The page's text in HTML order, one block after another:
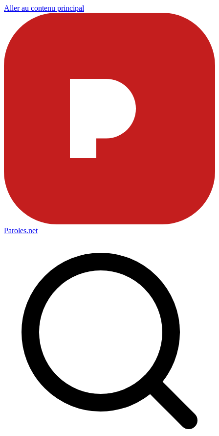
Aller au contenu principal
Paroles.net